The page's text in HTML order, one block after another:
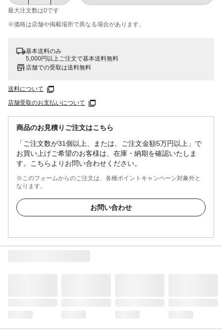
最大注文数は0です
※価格は​店舗や​掲載場所で​異なる​場合が​あります。
基本送料のみ
5,000円以上ご注文で基本送料無料
店舗での受取は送料無料
送料について
店舗受取のお支払いについて
商品のお見積りご注文はこちら
「ご注文数が31個以上、または、ご注文金額5万円以上」で
お買い上げご希望のお客様は、在庫・納期を確認いたしま
す。こちらよりお問い合わせください。
※このフォームからのご注文は、各種ポイントキャンペーン対象外と
なります。
お問い合わせ